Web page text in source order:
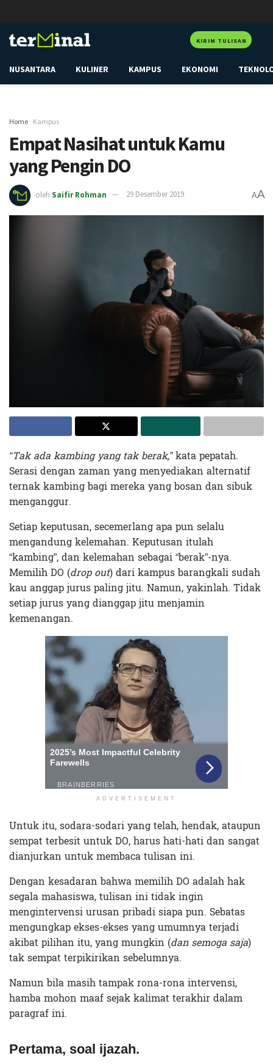
KIRIM TULISAN
NUSANTARA KULINER KAMPUS EKONOMI
Home Kampus
Empat Nasihat untuk Kamu
yang Pengin DO
oleh Saifir Rohman 29 Desember 2019 AA
“Tak ada kambing yang tak berak,”kata pepatah.
Serasi dengan zaman yang menyediakan alternatif
ternak kambing bagi mereka yang bosan dan sibuk
menganggur.
Setiap keputusan, secemerlang apa pun selalu
mengandung kelemahan. Keputusan itulah
“kambing”, dan kelemahan sebagai “berak”-nya.
Memilih DO (drop out) dari kampus barangkali sudah
kau anggap jurus paling jitu. Namun, yakinlah. Tidak
setiap jurus yang dianggap jitu menjamin
kemenangan.
ADVERTISEMENT
Untuk itu, sodara-sodari yang telah, hendak, ataupun
sempat terbesit untuk DO, harus hati-hati dan sangat
dianjurkan untuk membaca tulisan ini.
Dengan kesadaran bahwa memilih DO adalah hak
segala mahasiswa, tulisan ini tidak ingin
mengintervensi urusan pribadi siapa pun. Sebatas
mengungkap ekses-ekses yang umumnya terjadi
akibat pilihan itu, yang mungkin (dan semoga saja)
tak sempat terpikirikan sebelumnya.
Namun bila masih tampak rona-rona intervensi,
hamba mohon maaf sejak kalimat terakhir dalam
paragraf ini.
Pertama, soal ijazah.